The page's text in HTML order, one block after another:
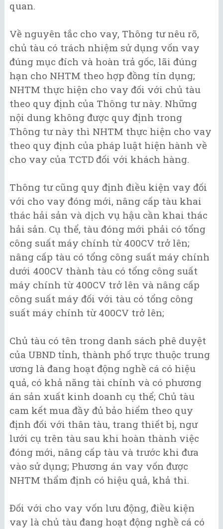
quan.
Về nguyên tắc cho vay, Thông tư nêu rõ,
chủ tàu có trách nhiệm sử dụng vốn vay
đúng mục đích và hoàn trả gốc, lãi đúng
hạn cho NHTM theo hợp đồng tín dụng;
NHTM thực hiện cho vay đối với chủ tàu
theo quy định của Thông tư này. Những
nội dung không được quy định trong
Thông tư này thì NHTM thực hiện cho vay
theo quy định của pháp luật hiện hành về
cho vay của TCTD đối với khách hàng.
Thông tư cũng quy định điều kiện vay đối
với cho vay đóng mới, nâng cấp tàu khai
thác hải sản và dịch vụ hậu cần khai thác
hải sản. Cụ thể, tàu đóng mới phải có tổng
công suất máy chính từ 400CV trở lên;
nâng cấp tàu có tổng công suất máy chính
dưới 400CV thành tàu có tổng công suất
máy chính từ 400CV trở lên và nâng cấp
công suất máy đối với tàu có tổng công
suất máy chính từ 400CV trở lên;
Chủ tàu có tên trong danh sách phê duyệt
của UBND tỉnh, thành phố trực thuộc trung
ương là đang hoạt động nghề cá có hiệu
quả, có khả năng tài chính và có phương
án sản xuất kinh doanh cụ thể; Chủ tàu
cam kết mua đầy đủ bảo hiểm theo quy
định đối với thân tàu, trang thiết bị, ngư
lưới cụ trên tàu sau khi hoàn thành việc
đóng mới, nâng cấp tàu và trước khi đưa
vào sử dụng; Phương án vay vốn được
NHTM thẩm định có hiệu quả, khả thi.
Đối với cho vay vốn lưu động, điều kiện
vay là chủ tàu đang hoạt động nghề cá có